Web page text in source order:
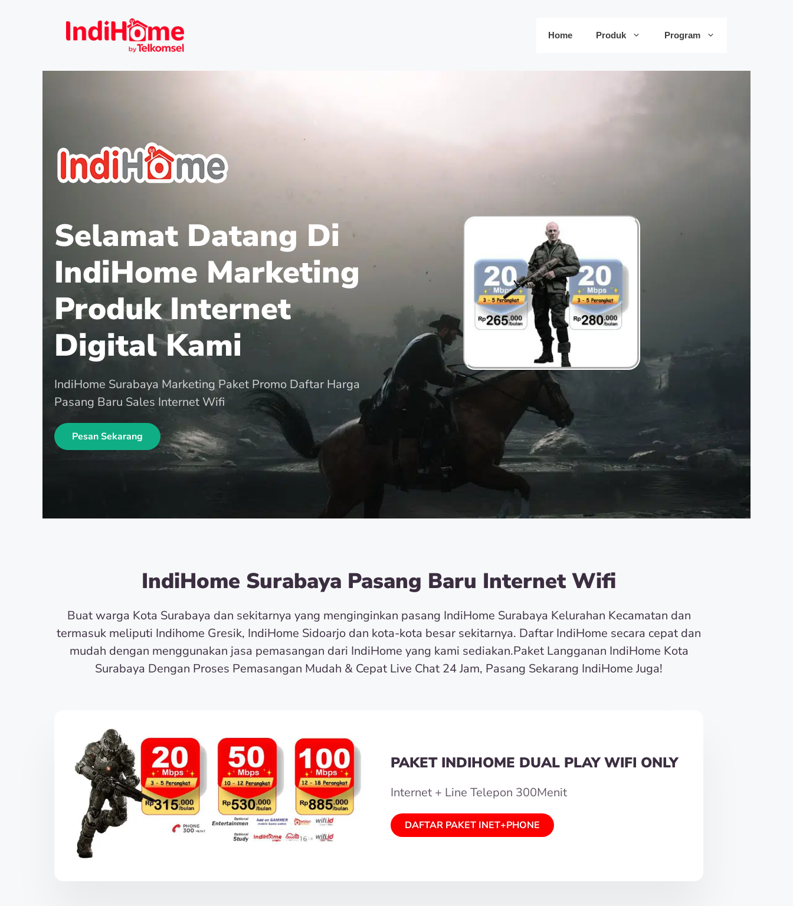
Home Produk Program
Selamat Datang Di
IndiHome Marketing
Produk Internet
Digital Kami
IndiHome Surabaya Marketing Paket Promo Daftar Harga
Pasang Baru Sales Internet Wifi
Pesan Sekarang
IndiHome Surabaya Pasang Baru Internet Wifi
Buat warga Kota Surabaya dan sekitarnya yang menginginkan pasang IndiHome Surabaya Kelurahan Kecamatan dan
termasuk meliputi Indihome Gresik, IndiHome Sidoarjo dan kota-kota besar sekitarnya. Daftar IndiHome secara cepat dan
mudah dengan menggunakan jasa pemasangan dari IndiHome yang kami sediakan.Paket Langganan IndiHome Kota
Surabaya Dengan Proses Pemasangan Mudah & Cepat Live Chat 24 Jam, Pasang Sekarang IndiHome Juga!
PAKET INDIHOME DUAL PLAY WIFI ONLY
Internet + Line Telepon 300Menit
DAFTAR PAKET INET+PHONE